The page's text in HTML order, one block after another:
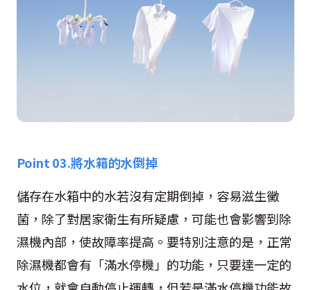
Point 03.將水箱的水倒掉
儲存在水箱中的水若沒有定期倒掉，容易滋生黴
菌，除了對居家衛生有所疑慮，可能也會影響到除
濕機內部，使故障率提高。要特別注意的是，正常
除濕機都會有「滿水停機」的功能，只要達一定的